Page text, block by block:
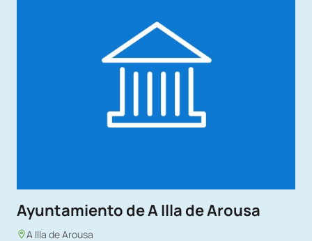
Ayuntamiento de A Illa de Arousa
A Illa de Arousa